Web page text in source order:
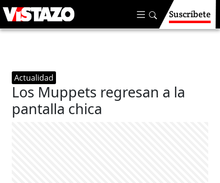
Suscríbete
Actualidad
Los Muppets regresan a la
pantalla chica